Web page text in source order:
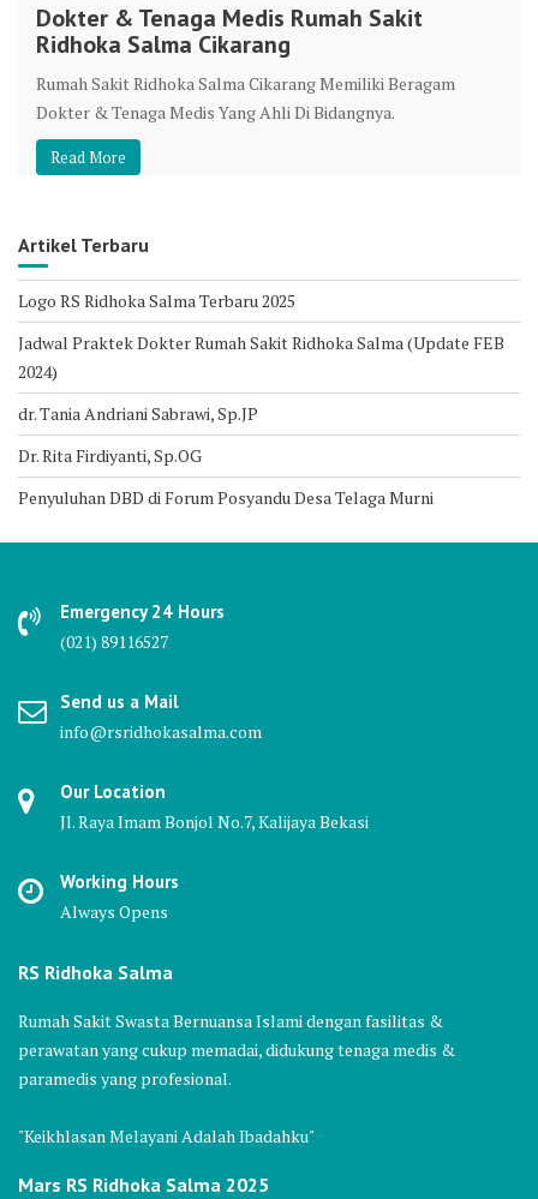
Dokter & Tenaga Medis Rumah Sakit
Ridhoka Salma Cikarang
Rumah Sakit Ridhoka Salma Cikarang Memiliki Beragam
Dokter & Tenaga Medis Yang Ahli Di Bidangnya.
Read More
Artikel Terbaru
Logo RS Ridhoka Salma Terbaru 2025
Jadwal Praktek Dokter Rumah Sakit Ridhoka Salma (Update FEB
2024)
dr. Tania Andriani Sabrawi, Sp.JP
Dr. Rita Firdiyanti, Sp.OG
Penyuluhan DBD di Forum Posyandu Desa Telaga Murni
Emergency 24 Hours
(021) 89116527
Send us a Mail
info@rsridhokasalma.com
Our Location
Jl. Raya Imam Bonjol No.7, Kalijaya Bekasi
Working Hours
Always Opens
RS Ridhoka Salma
Rumah Sakit Swasta Bernuansa Islami dengan fasilitas &
perawatan yang cukup memadai, didukung tenaga medis &
paramedis yang profesional.
"Keikhlasan Melayani Adalah Ibadahku"
Mars RS Ridhoka Salma 2025